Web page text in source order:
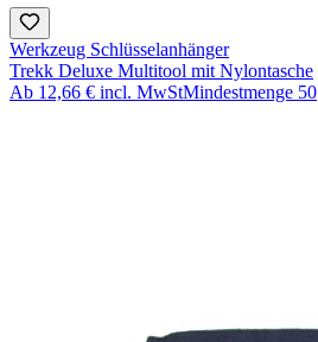
Werkzeug Schlüsselanhänger
Trekk Deluxe Multitool mit Nylontasche
Ab 12,66 € incl. MwStMindestmenge 50